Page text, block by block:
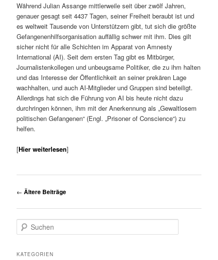
Während Julian Assange mittlerweile seit über zwölf Jahren,
genauer gesagt seit 4437 Tagen, seiner Freiheit beraubt ist und
es weltweit Tausende von Unterstützern gibt, tut sich die größte
Gefangenenhilfsorganisation auffällig schwer mit ihm. Dies gilt
sicher nicht für alle Schichten im Apparat von Amnesty
International (AI). Seit dem ersten Tag gibt es Mitbürger,
Journalistenkollegen und unbeugsame Politiker, die zu ihm halten
und das Interesse der Öffentlichkeit an seiner prekären Lage
wachhalten, und auch AI-Mitglieder und Gruppen sind beteiligt.
Allerdings hat sich die Führung von AI bis heute nicht dazu
durchringen können, ihm mit der Anerkennung als „Gewaltlosem
politischen Gefangenen“ (Engl. „Prisoner of Conscience“) zu
helfen.
[Hier weiterlesen]
Beitrags-
← Ältere Beiträge
u
h
KATEGORIEN